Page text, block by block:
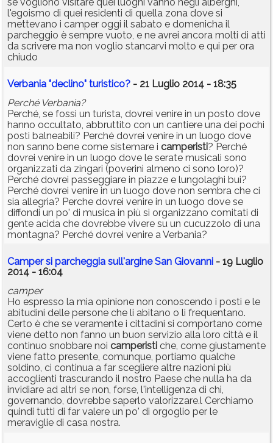
se vogliono visitare quei luoghi vanno negli alberghi,
l'egoismo di quei residenti di quella zona dove si
mettevano i camper oggi il sabato e domenicha il
parcheggio è sempre vuoto, e ne avrei ancora molti di atti
da scrivere ma non voglio stancarvi molto e qui per ora
chiudo
Verbania "declino" turistico? - 21 Luglio 2014 - 18:35
Perché Verbania?
Perché, se fossi un turista, dovrei venire in un posto dove
hanno occultato, abbruttito con un cantiere una dei pochi
posti balneabili? Perché dovrei venire in un luogo dove
non sanno bene come sistemare i camperisti? Perché
dovrei venire in un luogo dove le serate musicali sono
organizzati da zingari (poverini almeno ci sono loro)?
Perché dovrei passeggiare in piazze e lungolaghi bui?
Perché dovrei venire in un luogo dove non sembra che ci
sia allegria? Perche dovrei venire in un luogo dove se
diffondi un po' di musica in più si organizzano comitati di
gente acida che dovrebbe vivere su un cucuzzolo di una
montagna? Perché dovrei venire a Verbania?
Camper si parcheggia sull'argine San Giovanni - 19 Luglio
2014 - 16:04
camper
Ho espresso la mia opinione non conoscendo i posti e le
abitudini delle persone che li abitano o li frequentano.
Certo è che se veramente i cittadini si comportano come
viene detto non fanno un buon servizio alla loro città e il
continuo snobbare noi camperisti che, come giustamente
viene fatto presente, comunque, portiamo qualche
soldino, ci continua a far scegliere altre nazioni più
accoglienti trascurando il nostro Paese che nulla ha da
invidiare ad altri se non, forse, l'intelligenza di chi,
governando, dovrebbe saperlo valorizzare.l Cerchiamo
quindi tutti di far valere un po' di orgoglio per le
meraviglie di casa nostra.